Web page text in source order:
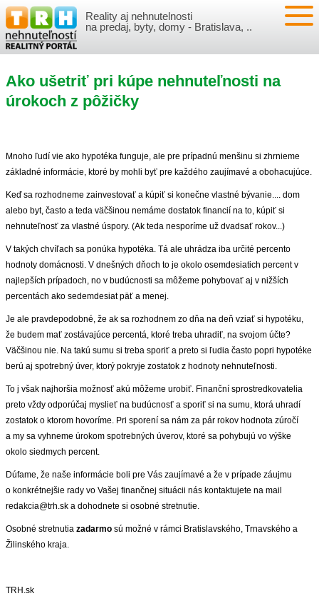
Reality aj nehnutelnosti
na predaj, byty, domy - Bratislava, ..
NEHNUTEĽNOSTI
BYTY
NEBYTOVÉ PRIESTORY
REKREAČNÉ OBJEKTY
GARÁŽE
VLOŽIŤ NEHNUTEĽNOSTI
BÝVANIE A REALITY
FINANCIE
INFO
REALITNÁ INZERCIA NA TRH.SK
OBCHODNÉ PODMIENKY
KONTAKT
Ako ušetriť pri kúpe nehnuteľnosti na
úrokoch z pôžičky
Mnoho ľudí vie ako hypotéka funguje, ale pre prípadnú menšinu si zhrnieme
základné informácie, ktoré by mohli byť pre každého zaujímavé a obohacujúce.
Keď sa rozhodneme zainvestovať a kúpiť si konečne vlastné bývanie.... dom
alebo byt, často a teda väčšinou nemáme dostatok financií na to, kúpiť si
nehnuteľnosť za vlastné úspory. (Ak teda nesporíme už dvadsať rokov...)
V takých chvíľach sa ponúka hypotéka. Tá ale uhrádza iba určité percento
hodnoty domácnosti. V dnešných dňoch to je okolo osemdesiatich percent v
najlepších prípadoch, no v budúcnosti sa môžeme pohybovať aj v nižších
percentách ako sedemdesiat päť a menej.
Je ale pravdepodobné, že ak sa rozhodnem zo dňa na deň vziať si hypotéku,
že budem mať zostávajúce percentá, ktoré treba uhradiť, na svojom účte?
Väčšinou nie. Na takú sumu si treba sporiť a preto si ľudia často popri hypotéke
berú aj spotrebný úver, ktorý pokryje zostatok z hodnoty nehnuteľnosti.
To j však najhoršia možnosť akú môžeme urobiť. Finanční sprostredkovatelia
preto vždy odporúčaj myslieť na budúcnosť a sporiť si na sumu, ktorá uhradí
zostatok o ktorom hovoríme. Pri sporení sa nám za pár rokov hodnota zúročí
a my sa vyhneme úrokom spotrebných úverov, ktoré sa pohybujú vo výške
okolo siedmych percent.
Dúfame, že naše informácie boli pre Vás zaujímavé a že v prípade záujmu
o konkrétnejšie rady vo Vašej finančnej situácii nás kontaktujete na mail
redakcia@trh.sk a dohodnete si osobné stretnutie.
Osobné stretnutia zadarmo sú možné v rámci Bratislavského, Trnavského a
Žilinského kraja.
TRH.sk